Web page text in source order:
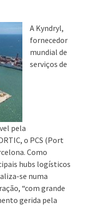
A Kyndryl,
fornecedor
mundial de
serviços de
pela
o PCS (Port
Como
hubs logísticos
se numa
“com grande
gerida pela